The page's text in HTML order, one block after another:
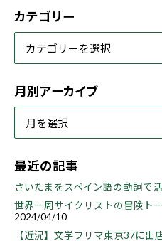
カテゴリー
月別アーカイブ
最近の記事
さいたまをスペイン語の動詞で
世界一周サイクリストの冒険ト
2024/04/10
【近況】文学フリマ東京37に出